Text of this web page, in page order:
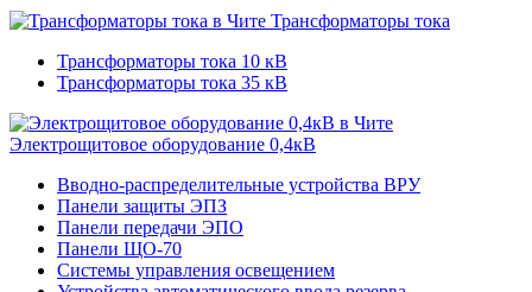
Трансформаторы тока
Трансформаторы тока 10 кВ
Трансформаторы тока 35 кВ
Электрощитовое оборудование 0,4кВ
Вводно-распределительные устройства ВРУ
Панели защиты ЭПЗ
Панели передачи ЭПО
Панели ЩО-70
Системы управления освещением